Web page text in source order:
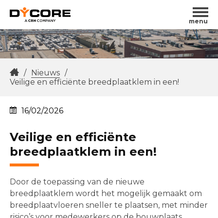
menu
/ Nieuws /
Veilige en efficiënte breedplaatklem in een!
16/02/2026
Veilige en efficiënte
breedplaatklem in een!
Door de toepassing van de nieuwe
breedplaatklem wordt het mogelijk gemaakt om
breedplaatvloeren sneller te plaatsen, met minder